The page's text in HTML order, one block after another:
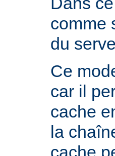
comme
du
Ce
car il
cache
la
cache